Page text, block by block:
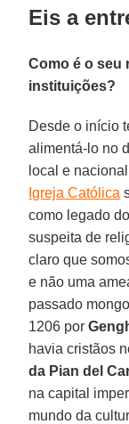
Eis a
Como é o seu
instituições?
Desde o início
alimentá-lo no
local e
Igreja Católica
como legado
suspeita de
claro que
e não uma
passado
1206 por
havia cristãos
da Pian del
na capital
mundo da